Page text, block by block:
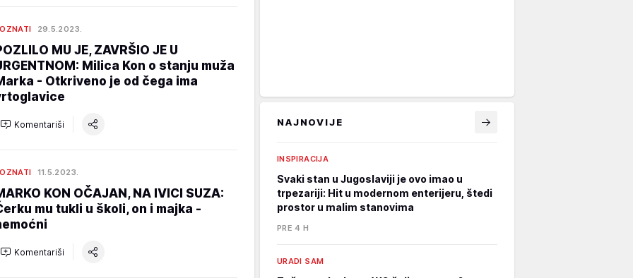
29.5.2023.
MU JE, ZAVRŠIO JE U
Milica Kon o stanju muža
- Otkriveno je od čega ima
Komentariši
11.5.2023.
KON OČAJAN, NA IVICI SUZA:
mu tukli u školi, on i majka -
Komentariši
NAJNOVIJE
INSPIRACIJA
Svaki stan u Jugoslaviji je ovo imao u
trpezariji: Hit u modernom enterijeru, štedi
prostor u malim stanovima
PRE 4 H
URADI SAM